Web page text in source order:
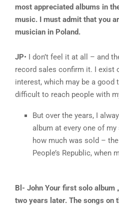
most appreciated albums in
music. I must admit that you
musician in Poland.
JP• I don’t feel it at all – and
record sales confirm it. I exist
interest, which may be a good
difficult to reach people with
But over the years, I
album at every one of
how much was sold –
People’s Republic, when
Bl- John Your first solo album
two years later. The songs on